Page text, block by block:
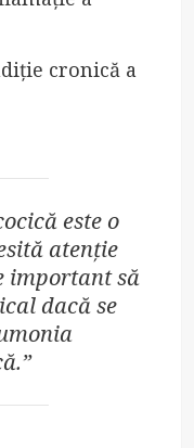
cronică a
este o
atenție
important să
dacă se